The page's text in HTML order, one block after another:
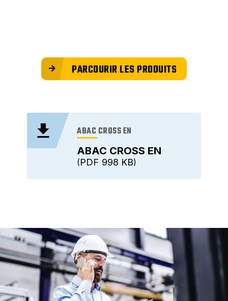
PARCOURIR LES PRODUITS
ABAC CROSS EN
ABAC CROSS EN
998 KB
PDF